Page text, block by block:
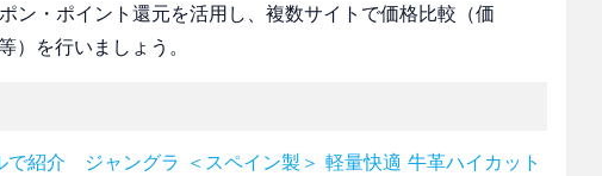
ン・ポイント還元を活用し、複数サイトで価格比較（価
）を行いましょう。
で紹介 ジャングラ ＜スペイン製＞ 軽量快適 牛革ハイカット